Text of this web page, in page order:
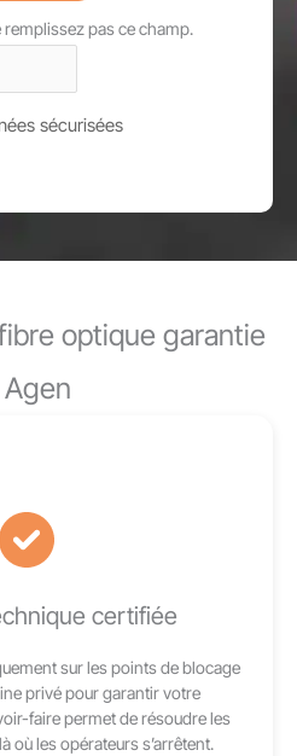
pas ce champ.
sécurisées
optique garantie
certifiée
sur les points de blocage
privé pour garantir votre
faire permet de résoudre les
où les opérateurs s’arrêtent.